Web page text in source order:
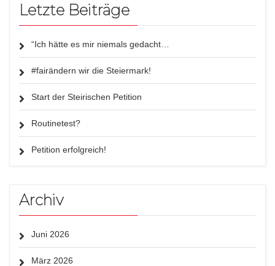
Letzte Beiträge
“Ich hätte es mir niemals gedacht…
#fairändern wir die Steiermark!
Start der Steirischen Petition
Routinetest?
Petition erfolgreich!
Archiv
Juni 2026
März 2026